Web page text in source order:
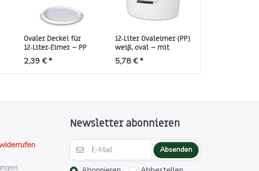
Ovaler Deckel für
12‑Liter‑Eimer – PP
weiß, Prellverschluss
2,39 € *
12‑Liter Ovaleimer (PP)
weiß, oval – mit
Metallbügel
5,78 € *
Newsletter abonnieren
Absenden